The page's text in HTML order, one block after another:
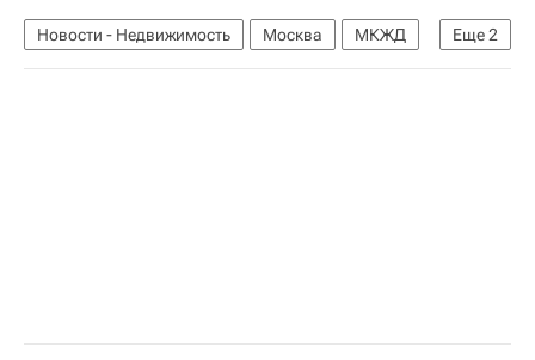
Еще2
Новости - Недвижимость Москва
МКЖД
Инфраструктура
Россия